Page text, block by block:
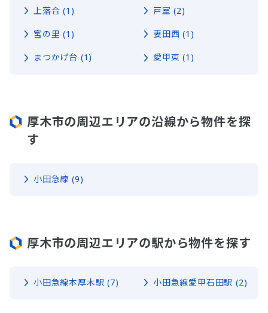
上落合 (1) 戸室 (2)
宮の里 (1) 妻田西 (1)
まつかげ台 (1) 愛甲東 (1)
厚木市の周辺エリアの沿線から物件を探
す
小田急線 (9)
厚木市の周辺エリアの駅から物件を探す
小田急線本厚木駅 (7) 小田急線愛甲石田駅 (2)